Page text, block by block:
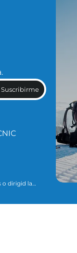
Suscribirme
o dirigid la